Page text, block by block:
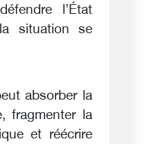
l’État
situation se
absorber la
fragmenter la
et réécrire